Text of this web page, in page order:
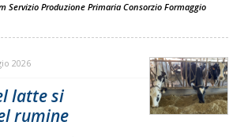
Servizio Produzione Primaria Consorzio Formaggio
2026
latte si
rumine